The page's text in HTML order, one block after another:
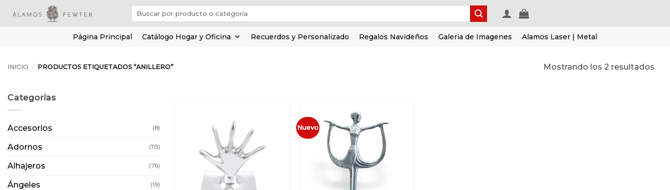
Página Principal Catálogo Hogar y Oficina Recuerdos y Personalizado Regalos Navideños Galeria de Imagenes Alamos Laser | Metal
INICIO / PRODUCTOS ETIQUETADOS “ANILLERO” Mostrando los 2 resultados
Categorías
Accesorios (8)
Adornos (115)
Alhajeros (76)
Ángeles (19)
deseos
Nuevo